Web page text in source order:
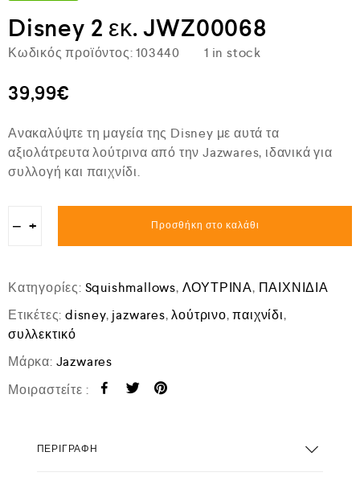
Disney 2 εκ. JWZ00068
Κωδικός προϊόντος: 103440 1 in stock
39,99€
Ανακαλύψτε τη μαγεία της Disney με αυτά τα
αξιολάτρευτα λούτρινα από την Jazwares, ιδανικά για
συλλογή και παιχνίδι.
− + Προσθήκη στο καλάθι
Κατηγορίες: Squishmallows, ΛΟΥΤΡΙΝΑ, ΠΑΙΧΝΙΔΙΑ
Ετικέτες: disney, jazwares,λούτρινο,παιχνίδι,
συλλεκτικό
Μάρκα: Jazwares
Μοιραστείτε :
ΠΕΡΙΓΡΑΦΉ